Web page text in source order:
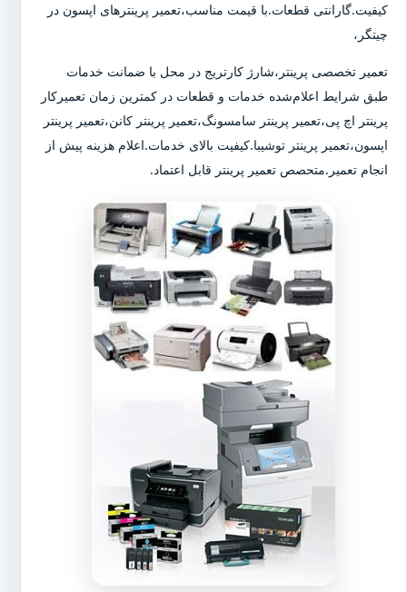
کیفیت.گارانتی قطعات.با قیمت مناسب،تعمیر پرینترهای اپسون در
چیتگر،
تعمیر تخصصی پرینتر،شارژ کارتریج در محل با ضمانت خدمات
طبق شرایط اعلام‌شده خدمات و قطعات در کمترین زمان تعمیرکار
پرینتر اچ پی،تعمیر پرینتر سامسونگ،تعمیر پرینتر کانن،تعمیر پرینتر
اپسون،تعمیر پرینتر توشیبا.کیفیت بالای خدمات.اعلام هزینه پیش از
انجام تعمیر.متحصص تعمیر پرینتر قابل اعتماد.